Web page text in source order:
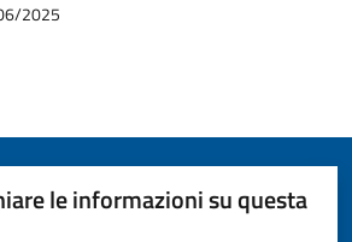
2025
le informazioni su questa